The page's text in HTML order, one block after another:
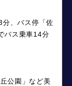
分、バス停「佐
バス乗車14分
公園」など美